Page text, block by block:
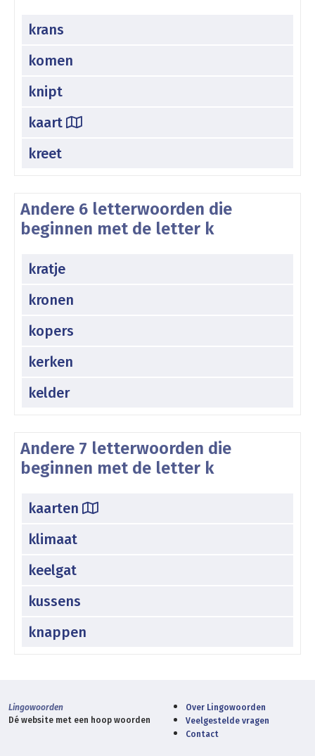
krans
komen
knipt
kaart
kreet
Andere 6 letterwoorden die
beginnen met de letter k
kratje
kronen
kopers
kerken
kelder
Andere 7 letterwoorden die
beginnen met de letter k
kaarten
klimaat
keelgat
kussens
knappen
Lingowoorden
Dé website met een hoop woorden
Over Lingowoorden
Veelgestelde vragen
Contact